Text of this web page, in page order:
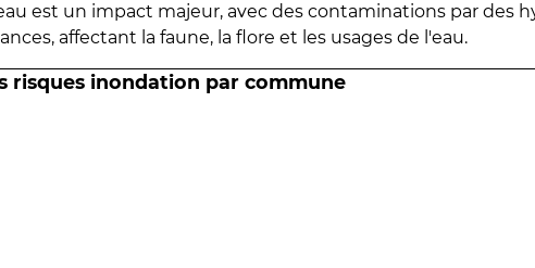
est un impact majeur, avec des contaminations par des
affectant la faune, la flore et les usages de l'eau.
risques inondation par commune